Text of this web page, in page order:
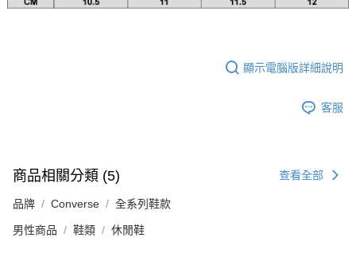
顯示電腦版詳細說明
客服
商品相關分類 (5) 查看全部
品牌 Converse 全系列鞋款
男性商品 鞋類 休閒鞋